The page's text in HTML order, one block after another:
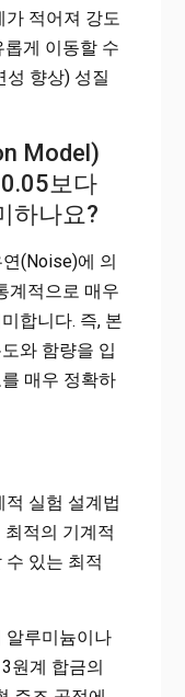
가 적어져 강도
게 이동할 수
성 향상) 성질
Model)
0.05보다
하나요?
(Noise)에 의
계적으로 매우
합니다. 즉, 본
와 함량을 입
매우 정확하
실험 설계법
적의 기계적
있는 최적
알루미늄이나
원계 합금의